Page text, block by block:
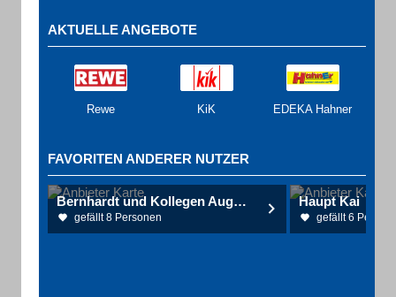
AKTUELLE ANGEBOTE
Rewe KiK EDEKA Hahner
FAVORITEN ANDERER NUTZER
Bernhardt und Kollegen Augenarztpraxis
gefällt 8 Personen
Haupt Kai
gefällt 6